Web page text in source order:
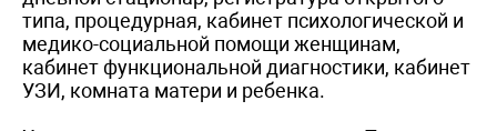
типа, процедурная, кабинет психологической и
медико-социальной помощи женщинам,
кабинет функциональной диагностики, кабинет
УЗИ, комната матери и ребенка.